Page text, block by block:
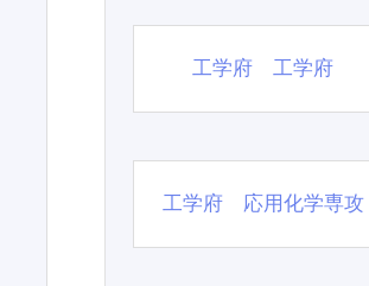
工学府 工学府
工学府 応用化学専攻